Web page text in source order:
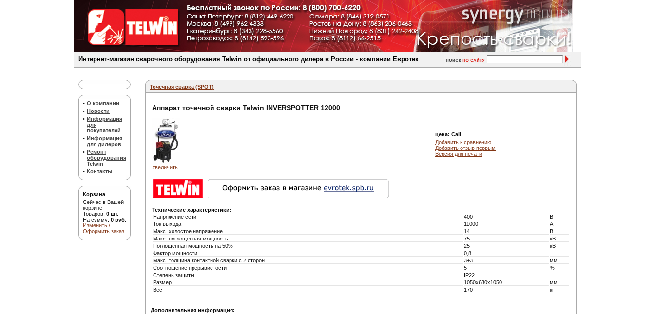
Интернет-магазин сварочного оборудования Telwin от официального дилера в России - компании Евротек
• О компании
• Новости
• Информация
для
покупателей
• Информация
для дилеров
• Ремонт
оборудования
Telwin
• Контакты
Корзина
Сейчас в Вашей
корзине
Товаров: 0 шт.
На сумму: 0 руб.
Изменить /
Оформить заказ
Точечная сварка (SPOT)
Аппарат точечной сварки Telwin INVERSPOTTER 12000
Увеличить
цена: Call
Добавить к сравнению
Добавить отзыв первым
Версия для печати
Технические характеристики:
Напряжение сети
400
В
Ток выхода
11000
А
Макс. холостое напряжение
14
В
Макс. поглощенная мощность
75
кВт
Поглощенная мощность на 50%
25
кВт
Фактор мощности
0,8
Макс. толщина контактной сварки с 2 сторон
3+3
мм
Соотношение прерывистости
5
%
Степень защиты
IP22
Размер
1050x630x1050
мм
Вес
170 кг
Дополнительная информация: